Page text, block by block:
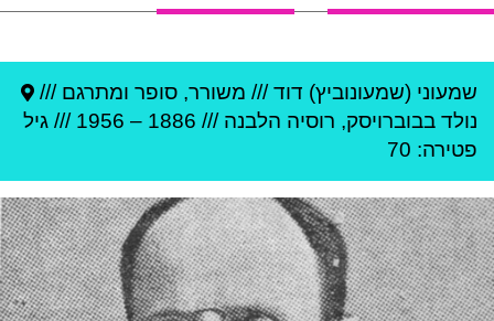
שמעוני (שמעונוביץ) דוד/// משורר, סופר ומתרגם ///
נולד בבוברויסק, רוסיה הלבנה ///
1886
–
1956 /// גיל
פטירה: 70